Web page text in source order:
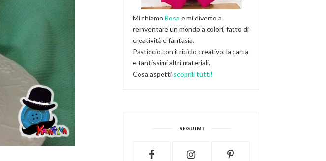
Mi chiamo Rosa e mi diverto a
reinventare un mondo a colori, fatto di
creatività e fantasia.
Pasticcio con il riciclo creativo, la carta
e tantissimi altri materiali.
Cosa aspetti scoprili tutti!
SEGUIMI